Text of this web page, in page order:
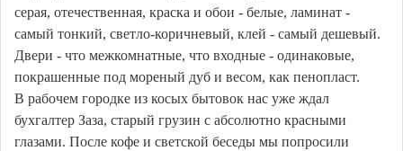
серая, отечественная, краска и обои - белые, ламинат -
самый тонкий, светло-коричневый, клей - самый дешевый.
Двери - что межкомнатные, что входные - одинаковые,
покрашенные под мореный дуб и весом, как пенопласт.
В рабочем городке из косых бытовок нас уже ждал
бухгалтер Заза, старый грузин с абсолютно красными
глазами. После кофе и светской беседы мы попросили